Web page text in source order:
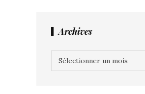
Archives